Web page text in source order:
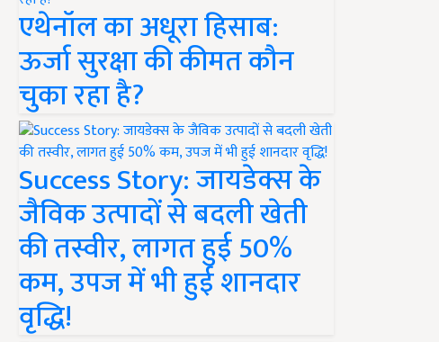
एथेनॉल का अधूरा हिसाब:
ऊर्जा सुरक्षा की कीमत कौन
चुका रहा है?
Success Story: जायडेक्स के
जैविक उत्पादों से बदली खेती
की तस्वीर, लागत हुई 50%
कम, उपज में भी हुई शानदार
वृद्धि!